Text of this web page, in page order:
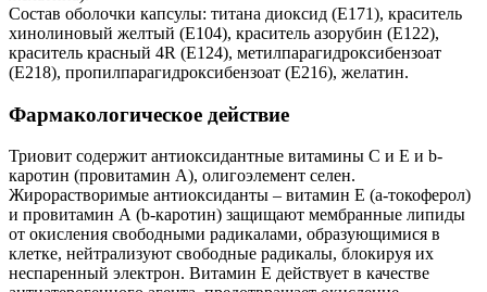
Состав оболочки капсулы: титана диоксид (Е171), краситель
хинолиновый желтый (Е104), краситель азорубин (Е122),
краситель красный 4R (Е124), метилпарагидроксибензоат
(Е218), пропилпарагидроксибензоат (Е216), желатин.
Фармакологическое действие
Триовит содержит антиоксидантные витамины С и Е и b-
каротин (провитамин А), олигоэлемент селен.
Жирорастворимые антиоксиданты – витамин Е (a-токоферол)
и провитамин А (b-каротин) защищают мембранные липиды
от окисления свободными радикалами, образующимися в
клетке, нейтрализуют свободные радикалы, блокируя их
неспаренный электрон. Витамин Е действует в качестве